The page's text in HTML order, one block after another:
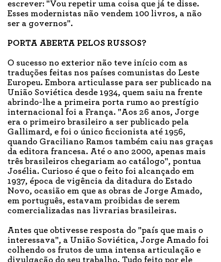
escrever: "Vou repetir uma coisa que já te disse.
Esses modernistas não vendem 100 livros, a não
ser a governos".
PORTA ABERTA PELOS RUSSOS?
O sucesso no exterior não teve início com as
traduções feitas nos países comunistas do Leste
Europeu. Embora articulasse para ser publicado na
União Soviética desde 1934, quem saiu na frente
abrindo-lhe a primeira porta rumo ao prestígio
internacional foi a França. "Aos 26 anos, Jorge
era o primeiro brasileiro a ser publicado pela
Gallimard, e foi o único ficcionista até 1956,
quando Graciliano Ramos também caiu nas graças
da editora francesa. Até o ano 2000, apenas mais
três brasileiros chegariam ao catálogo", pontua
Josélia. Curioso é que o feito foi alcançado em
1937, época de vigência da ditadura do Estado
Novo, ocasião em que as obras de Jorge Amado,
em português, estavam proibidas de serem
comercializadas nas livrarias brasileiras.
Antes que obtivesse resposta do "país que mais o
interessava", a União Soviética, Jorge Amado foi
colhendo os frutos de uma intensa articulação e
divulgação do seu trabalho. Tudo feito por ele